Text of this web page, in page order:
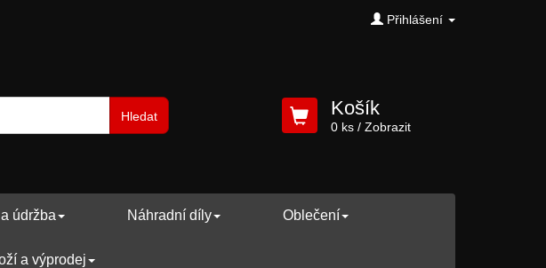
Přihlášení
Hledat Košík
0 ks/ Zobrazit
údržba Náhradní díly Oblečení
a výprodej